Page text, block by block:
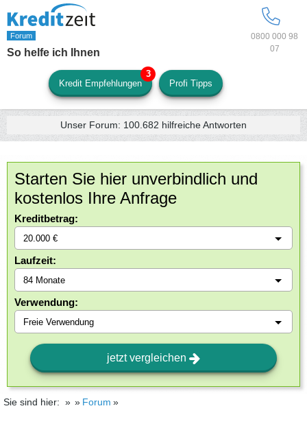
0800 000 98
07
So helfe ich Ihnen
Kredit Empfehlungen Profi Tipps
Unser Forum: 100.682 hilfreiche Antworten
Starten Sie hier unverbindlich und
kostenlos Ihre Anfrage
Kreditbetrag:
Laufzeit:
Verwendung:
jetzt vergleichen
Sie sind hier: Forum